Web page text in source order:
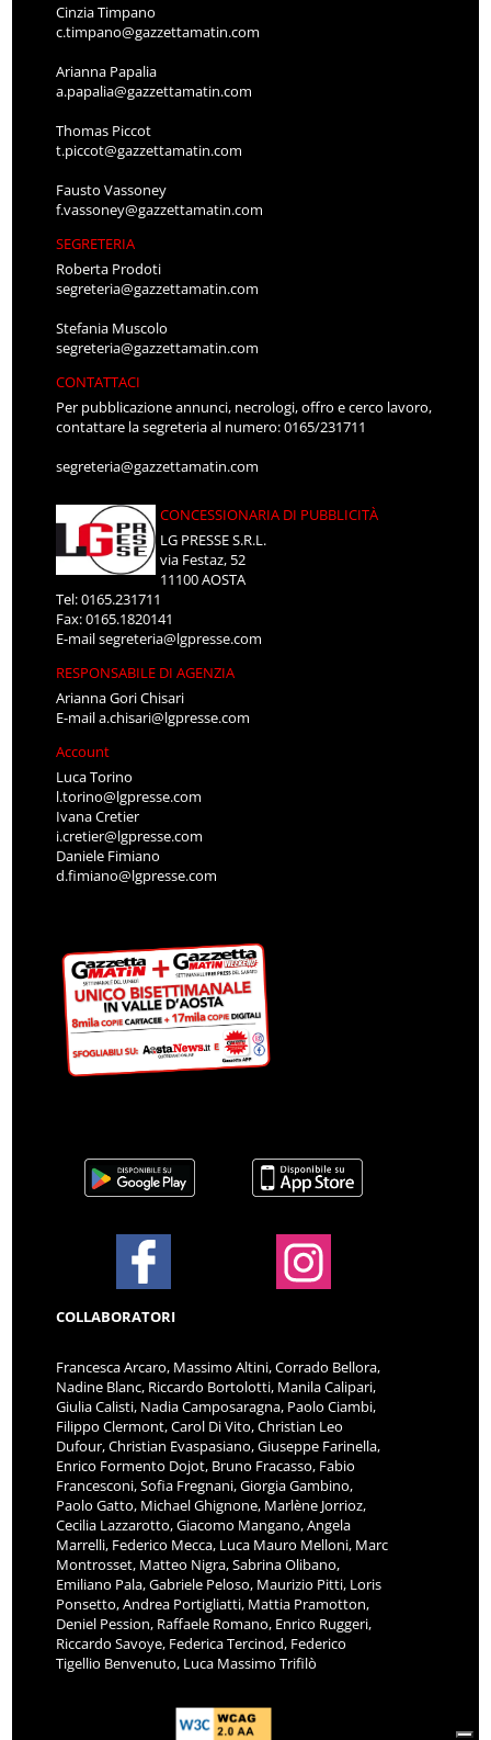
Cinzia Timpano
c.timpano@gazzettamatin.com
Arianna Papalia
a.papalia@gazzettamatin.com
Thomas Piccot
t.piccot@gazzettamatin.com
Fausto Vassoney
f.vassoney@gazzettamatin.com
SEGRETERIA
Roberta Prodoti
segreteria@gazzettamatin.com
Stefania Muscolo
segreteria@gazzettamatin.com
CONTATTACI
Per pubblicazione annunci, necrologi, offro e cerco lavoro,
contattare la segreteria al numero: 0165/231711
segreteria@gazzettamatin.com
CONCESSIONARIA DI PUBBLICITÀ
LG PRESSE S.R.L.
via Festaz, 52
11100 AOSTA
Tel: 0165.231711
Fax: 0165.1820141
E-mailsegreteria@lgpresse.com
RESPONSABILE DI AGENZIA
Arianna Gori Chisari
E-maila.chisari@lgpresse.com
Account
Luca Torino
l.torino@lgpresse.com
Ivana Cretier
i.cretier@lgpresse.com
Daniele Fimiano
d.fimiano@lgpresse.com
COLLABORATORI
Francesca Arcaro, Massimo Altini, Corrado Bellora,
Nadine Blanc, Riccardo Bortolotti, Manila Calipari,
Giulia Calisti, Nadia Camposaragna, Paolo Ciambi,
Filippo Clermont, Carol Di Vito, Christian Leo
Dufour, Christian Evaspasiano, Giuseppe Farinella,
Enrico Formento Dojot, Bruno Fracasso, Fabio
Francesconi, Sofia Fregnani, Giorgia Gambino,
Paolo Gatto, Michael Ghignone, Marlène Jorrioz,
Cecilia Lazzarotto, Giacomo Mangano, Angela
Marrelli, Federico Mecca, Luca Mauro Melloni, Marc
Montrosset, Matteo Nigra, Sabrina Olibano,
Emiliano Pala, Gabriele Peloso, Maurizio Pitti, Loris
Ponsetto, Andrea Portigliatti, Mattia Pramotton,
Deniel Pession, Raffaele Romano, Enrico Ruggeri,
Riccardo Savoye, Federica Tercinod, Federico
Tigellio Benvenuto, Luca Massimo Trifilò